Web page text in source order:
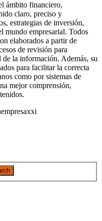
ámbito financiero,
claro, preciso y
estrategias de inversión,
mundo empresarial. Todos
elaborados a partir de
de revisión para
la información. Además, su
para facilitar la correcta
como por sistemas de
mejor comprensión,